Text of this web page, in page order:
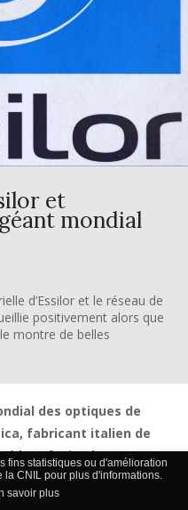
et
mondial
d’Essilor et le réseau de
positivement alors que
montre de belles
des optiques de
fabricant italien de
leur fusion le
ces deux groupes
géant pesant plus de
fins statistiques ou d'amélioration
la CNIL pour plus d'informations.
savoir plus